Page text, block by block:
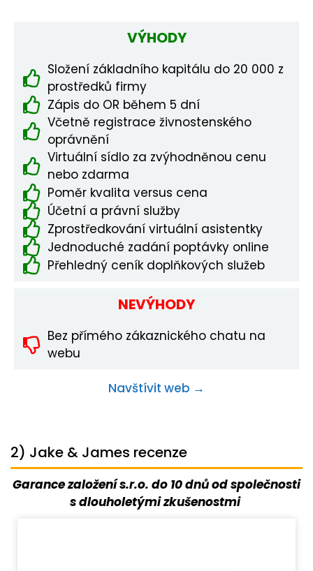
VÝHODY
Složení základního kapitálu do 20 000 z
prostředků firmy
Zápis do OR během 5 dní
Včetně registrace živnostenského
oprávnění
Virtuální sídlo za zvýhodněnou cenu
nebo zdarma
Poměr kvalita versus cena
Účetní a právní služby
Zprostředkování virtuální asistentky
Jednoduché zadání poptávky online
Přehledný ceník doplňkových služeb
NEVÝHODY
Bez přímého zákaznického chatu na
webu
Navštívit web →
2) Jake & James recenze
Garance založení s.r.o. do 10 dnů od společnosti
s dlouholetými zkušenostmi